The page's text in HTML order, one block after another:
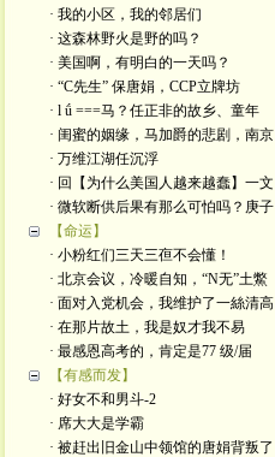
· 我的小区，我的邻居们
· 这森林野火是​野的吗？
· 美国啊，有明白的一天吗？
· “C先生” 保唐娟，CCP立牌坊
· l ǘ ===马？任正非的故乡、童年
· 闺蜜的姻缘，马加爵的悲剧，南京
· 万维江湖任沉浮
· 回【为什么美国人越来越蠢】一文
· 微软断供后果有那么可怕吗？庚子
【命运】
· 小粉红们三天三亱不会懂！
· 北京会议，冷暖自知，“N无”土鱉
· 面对入党机会，我维护了一絲清高
· 在那片故土，我是奴才我不易
· 最感恩高考的，肯定是77 级/届
【有感而发】
· 好女不和男斗-2
· 席大大是学霸
· 被赶出旧金山中领馆的唐娟背叛了